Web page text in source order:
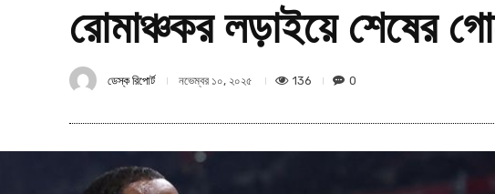
রোমাঞ্চকর লড়াইয়ে শেষের
ডেস্ক রিপোর্ট নভেম্বর ১০, ২০২৫ 136 0